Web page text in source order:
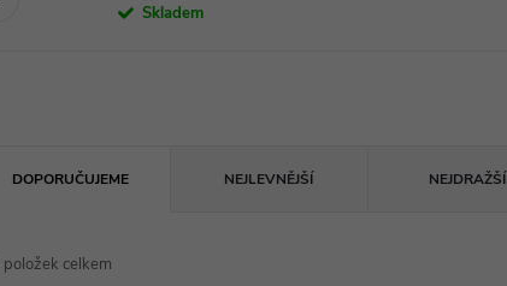
Skladem
DOPORUČUJEME NEJLEVNĚJŠÍ NEJDRAŽŠÍ
položek celkem